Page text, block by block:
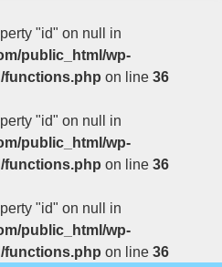
"id" on null in
public_html/wp-
functions.php on line 36
"id" on null in
public_html/wp-
functions.php on line 36
"id" on null in
public_html/wp-
functions.php on line 36